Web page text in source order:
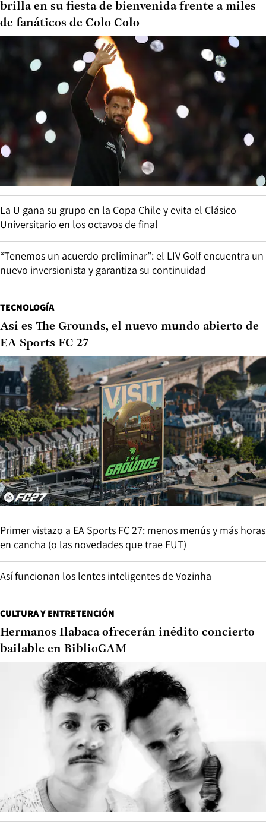
brilla en su fiesta de bienvenida frente a miles
de fanáticos de Colo Colo
La U gana su grupo en la Copa Chile y evita el Clásico
Universitario en los octavos de final
“Tenemos un acuerdo preliminar”: el LIV Golf encuentra un
nuevo inversionista y garantiza su continuidad
TECNOLOGÍA
Así es The Grounds, el nuevo mundo abierto de
EA Sports FC 27
Primer vistazo a EA Sports FC 27: menos menús y más horas
en cancha (o las novedades que trae FUT)
Así funcionan los lentes inteligentes de Vozinha
CULTURA Y ENTRETENCIÓN
Hermanos Ilabaca ofrecerán inédito concierto
bailable en BiblioGAM